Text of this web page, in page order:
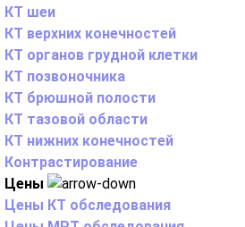
КТ шеи
КТ верхних конечностей
КТ органов грудной клетки
КТ позвоночника
КТ брюшной полости
КТ тазовой области
КТ нижних конечностей
Контрастирование
Цены
Цены КТ обследования